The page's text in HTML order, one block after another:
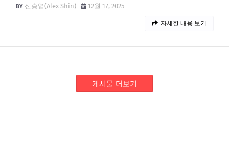
신승엽(Alex Shin)
12월 17, 2025
자세한 내용 보기
게시물 더보기